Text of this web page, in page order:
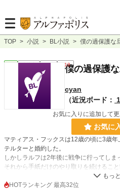
TOP > 小説 > BL小説 > 僕の過保護な
連載中 長編 R18
僕の過保護
cyan
（近況ボード：
お気に入りに追加して
お気に
マティアス・フックスは12歳の頃に3歳
テルターと婚約した。
しかしラルフは2年後に戦争に行ってしま
それから手紙だけのやり取りを続けるこ
優しい人だと思っていたが、そこに現れ
HOTランキング 最高32位